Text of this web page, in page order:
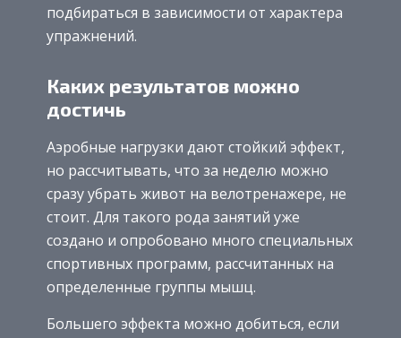
подбираться в зависимости от характера
упражнений.
Каких результатов можно
достичь
Аэробные нагрузки дают стойкий эффект,
но рассчитывать, что за неделю можно
сразу убрать живот на велотренажере, не
стоит. Для такого рода занятий уже
создано и опробовано много специальных
спортивных программ, рассчитанных на
определенные группы мышц.
Большего эффекта можно добиться, если